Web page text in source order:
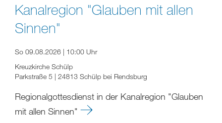
Kanalregion "Glauben mit allen
Sinnen"
So 09.08.2026 | 10:00 Uhr
Kreuzkirche Schülp
Parkstraße 5 | 24813 Schülp bei Rendsburg
Regionalgottesdienst in der Kanalregion "Glauben
mit allen Sinnen"